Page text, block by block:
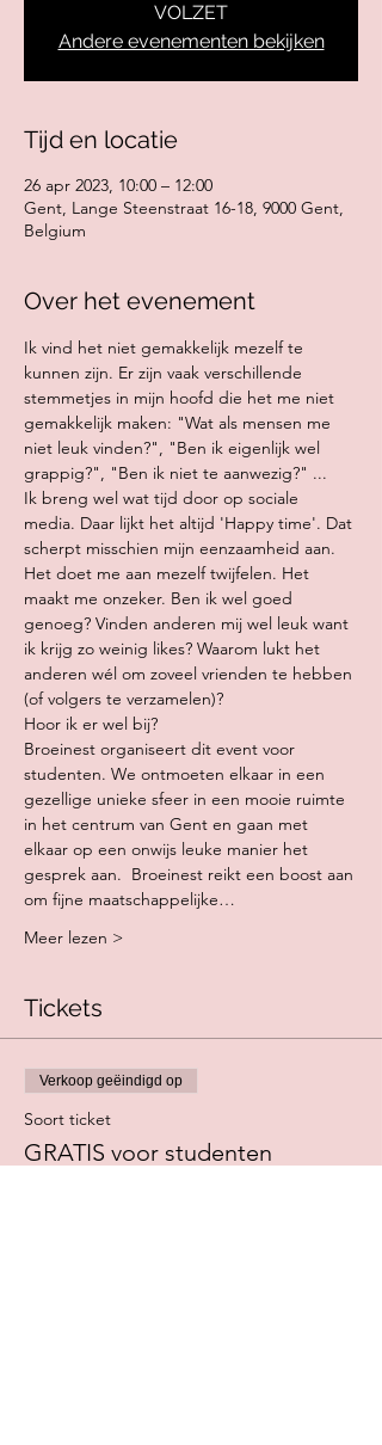
VOLZET
Andere evenementen bekijken
Tijd en locatie
26 apr 2023, 10:00 – 12:00
Gent, Lange Steenstraat 16-18, 9000 Gent,
Belgium
Over het evenement
Ik vind het niet gemakkelijk mezelf te
kunnen zijn. Er zijn vaak verschillende
stemmetjes in mijn hoofd die het me niet
gemakkelijk maken: "Wat als mensen me
niet leuk vinden?", "Ben ik eigenlijk wel
grappig?", "Ben ik niet te aanwezig?" ...
Ik breng wel wat tijd door op sociale
media. Daar lijkt het altijd 'Happy time'. Dat
scherpt misschien mijn eenzaamheid aan.
Het doet me aan mezelf twijfelen. Het
maakt me onzeker. Ben ik wel goed
genoeg? Vinden anderen mij wel leuk want
ik krijg zo weinig likes? Waarom lukt het
anderen wél om zoveel vrienden te hebben
(of volgers te verzamelen)?
Hoor ik er wel bij?
Broeinest organiseert dit event voor
studenten. We ontmoeten elkaar in een
gezellige unieke sfeer in een mooie ruimte
in het centrum van Gent en gaan met
elkaar op een onwijs leuke manier het
gesprek aan.  Broeinest reikt een boost aan
om fijne maatschappelijke…
Meer lezen >
Tickets
Verkoop geëindigd op
Soort ticket
GRATIS voor studenten